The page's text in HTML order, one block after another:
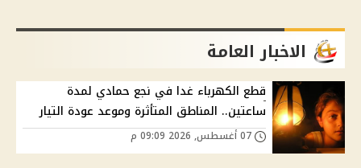
الاخبار العامة
قطع الكهرباء غدا في نجع حمادي لمدة
ساعتين.. المناطق المتأثرة وموعد عودة التيار